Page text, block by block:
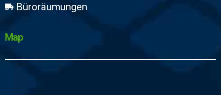
Büroräumungen
Map